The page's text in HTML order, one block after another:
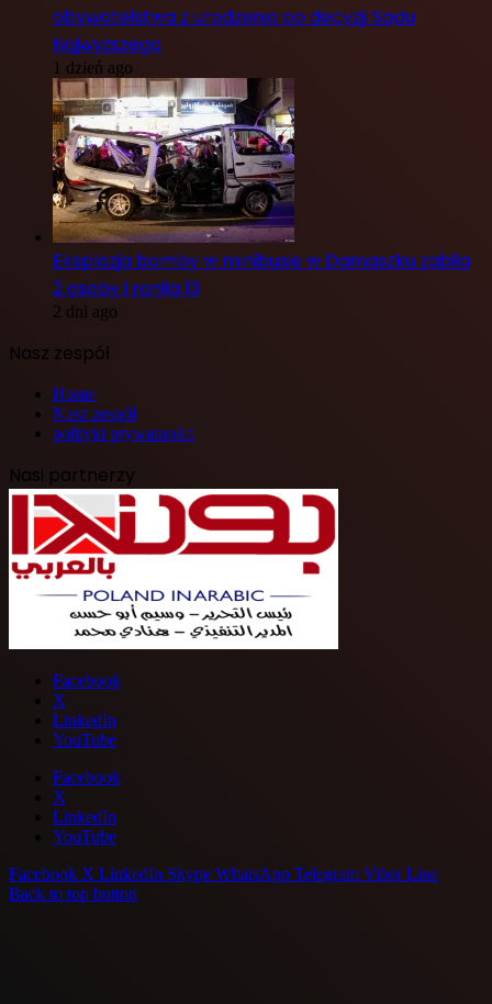
obywatelstwa z urodzenia po decyzji Sądu
Najwyższego
1 dzień ago
Eksplozja bomby w minibusie w Damaszku zabiła
2 osoby i raniła 13
2 dni ago
Nasz zespół
Home
Nasz zespół
polityki prywatności
Nasi partnerzy
Facebook
X
LinkedIn
YouTube
Facebook
X
LinkedIn
YouTube
Facebook X LinkedIn Skype WhatsApp Telegram Viber Line
Back to top button